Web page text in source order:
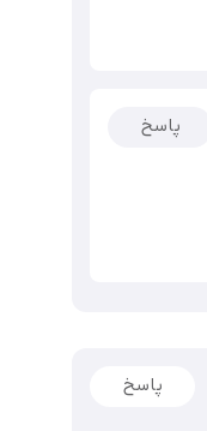
پاسخ
پاسخ